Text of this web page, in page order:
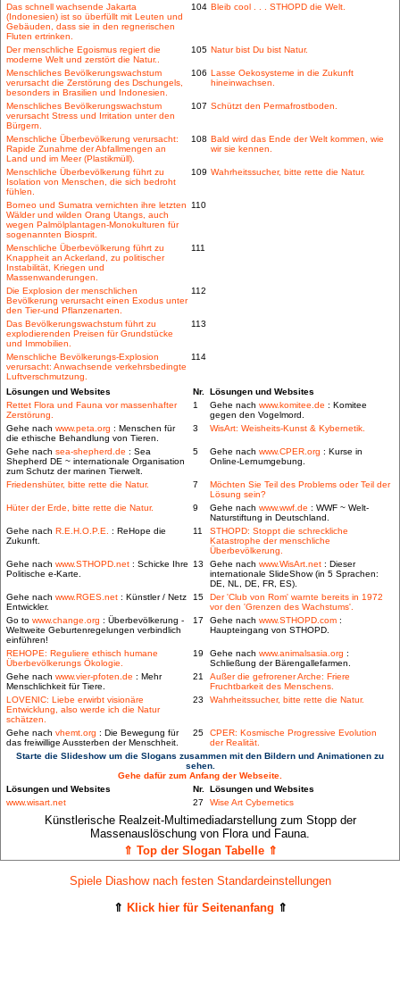
Das schnell wachsende Jakarta
(Indonesien) ist so überfüllt mit Leuten und
Gebäuden, dass sie in den regnerischen
Fluten ertrinken.
104 Bleib cool . . . STHOPD die Welt.
Der menschliche Egoismus regiert die
moderne Welt und zerstört die Natur..
105 Natur bist Du bist Natur.
Menschliches Bevölkerungswachstum
verursacht die Zerstörung des Dschungels,
besonders in Brasilien und Indonesien.
106 Lasse Oekosysteme in die Zukunft
hineinwachsen.
Menschliches Bevölkerungswachstum
verursacht Stress und Irritation unter den
Bürgern.
107 Schützt den Permafrostboden.
Menschliche Überbevölkerung verursacht:
Rapide Zunahme der Abfallmengen an
Land und im Meer (Plastikmüll).
108 Bald wird das Ende der Welt kommen, wie
wir sie kennen.
Menschliche Überbevölkerung führt zu
Isolation von Menschen, die sich bedroht
fühlen.
109 Wahrheitssucher, bitte rette die Natur.
Borneo und Sumatra vernichten ihre letzten
Wälder und wilden Orang Utangs, auch
wegen Palmölplantagen-Monokulturen für
sogenannten Biosprit.
110
Menschliche Überbevölkerung führt zu
Knappheit an Ackerland, zu politischer
Instabilität, Kriegen und
Massenwanderungen.
111
Die Explosion der menschlichen
Bevölkerung verursacht einen Exodus unter
den Tier-und Pflanzenarten.
112
Das Bevölkerungswachstum führt zu
explodierenden Preisen für Grundstücke
und Immobilien.
113
Menschliche Bevölkerungs-Explosion
verursacht: Anwachsende verkehrsbedingte
Luftverschmutzung.
114
Lösungen und Websites Nr. Lösungen und Websites
Rettet Flora und Fauna vor massenhafter
Zerstörung.
1 Gehe nach www.komitee.de : Komitee
gegen den Vogelmord.
Gehe nach www.peta.org : Menschen für
die ethische Behandlung von Tieren.
3 WisArt: Weisheits-Kunst & Kybernetik.
Gehe nach sea-shepherd.de : Sea
Shepherd DE ~ internationale Organisation
zum Schutz der marinen Tierwelt.
5 Gehe nach www.CPER.org : Kurse in
Online-Lernumgebung.
Friedenshüter, bitte rette die Natur. 7
Möchten Sie Teil des Problems oder Teil der
Lösung sein?
Hüter der Erde, bitte rette die Natur.
9 Gehe nach www.wwf.de : WWF ~ Welt-
Naturstiftung in Deutschland.
Gehe nach R.E.H.O.P.E. : ReHope die
Zukunft.
11
STHOPD: Stoppt die schreckliche
Katastrophe der menschliche
Überbevölkerung.
Gehe nach www.STHOPD.net : Schicke Ihre
Politische e-Karte.
13 Gehe nach www.WisArt.net : Dieser
internationale SlideShow (in 5 Sprachen:
DE, NL, DE, FR, ES).
Gehe nach www.RGES.net : Künstler / Netz
Entwickler.
15
Der 'Club von Rom' warnte bereits in 1972
vor den 'Grenzen des Wachstums'.
Go to www.change.org : Überbevölkerung -
Weltweite Geburtenregelungen verbindlich
einführen!
17 Gehe nach www.STHOPD.com :
Haupteingang von STHOPD.
REHOPE: Reguliere ethisch humane
Überbevölkerungs Ökologie.
19 Gehe nach www.animalsasia.org :
Schließung der Bärengallefarmen.
Gehe nach www.vier-pfoten.de : Mehr
Menschlichkeit für Tiere.
21
Außer die gefrorener Arche: Friere
Fruchtbarkeit des Menschens.
LOVENIC: Liebe erwirbt visionäre
Entwicklung, also werde ich die Natur
schätzen.
23 Wahrheitssucher, bitte rette die Natur.
Gehe nach vhemt.org : Die Bewegung für
das freiwillige Aussterben der Menschheit.
25
CPER: Kosmische Progressive Evolution
der Realität.
Starte die Slideshow um die Slogans zusammen mit den Bildern und Animationen zu
sehen.
Gehe dafür zum Anfang der Webseite.
Lösungen und Websites
Nr. Lösungen und Websites
www.wisart.net
27 Wise Art Cybernetics
Künstlerische Realzeit-Multimediadarstellung zum Stopp der
Massenauslöschung von Flora und Fauna.
⇑ Top der Slogan Tabelle ⇑
Spiele Diashow nach festen Standardeinstellungen
⇑ Klick hier für Seitenanfang ⇑